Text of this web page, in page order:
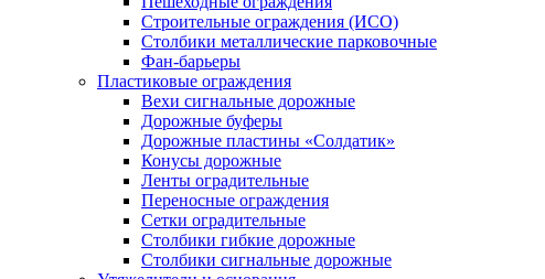
Строительные ограждения (ИСО)
Столбики металлические парковочные
Фан-барьеры
Пластиковые ограждения
Вехи сигнальные дорожные
Дорожные буферы
Дорожные пластины «Солдатик»
Конусы дорожные
Ленты оградительные
Переносные ограждения
Сетки оградительные
Столбики гибкие дорожные
Столбики сигнальные дорожные